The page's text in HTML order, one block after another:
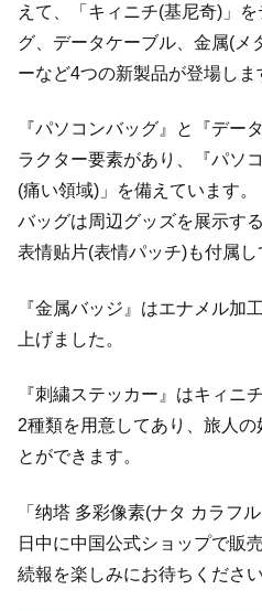
えて、「キィニチ(基尼奇)」
グ、データケーブル、金属(メ
ーなど4つの新製品が登場しま
『パソコンバッグ』と『デー
ラクター要素があり、『パソ
(痛い領域)」を備えています。
バッグは周辺グッズを展示す
表情贴片(表情パッチ)も付属し
『金属バッジ』はエナメル加
上げました。
『刺繍ステッカー』はキィニ
2種類を用意してあり、旅人
とができます。
「纳塔 多彩像素(ナタ カラフ
日中に中国公式ショップで販
続報を楽しみにお待ちください